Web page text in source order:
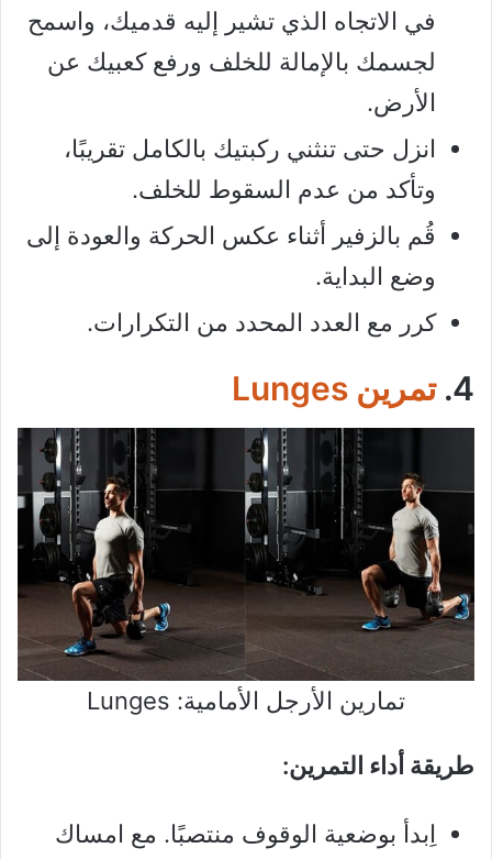
في الاتجاه الذي تشير إليه قدميك، واسمح
لجسمك بالإمالة للخلف ورفع كعبيك عن
الأرض.
انزل حتى تنثني ركبتيك بالكامل تقريبًا،
وتأكد من عدم السقوط للخلف.
قُم بالزفير أثناء عكس الحركة والعودة إلى
وضع البداية.
كرر مع العدد المحدد من التكرارات.
4. تمرين Lunges
تمارين الأرجل الأمامية: Lunges
طريقة أداء التمرين:
اِبدأ بوضعية الوقوف منتصبًا. مع امساك